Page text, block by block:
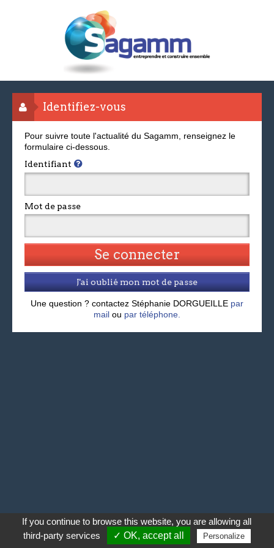
Identifiez-vous
Pour suivre toute l'actualité du Sagamm, renseignez le
formulaire ci-dessous.
Identifiant
Mot de passe
J'ai oublié mon mot de passe
Une question ? contactez Stéphanie DORGUEILLE par
mail ou par téléphone.
If you continue to browse this website, you are allowing all
third-party services
✓ OK, accept all Personalize